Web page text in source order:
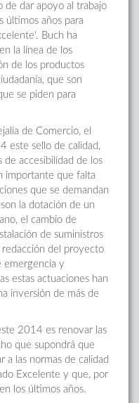
dar apoyo al trabajo
últimos años para
Buch ha
la línea de los
de los productos
que son
se piden para
de Comercio, el
este sello de calidad,
de accesibilidad de los
importante que falta
que se demandan
la dotación de un
el cambio de
de suministros
redacción del proyecto
emergencia y
estas actuaciones han
inversión de más de
2014 es renovar las
que supondrá que
a las normas de calidad
Excelente y que, por
los últimos años.